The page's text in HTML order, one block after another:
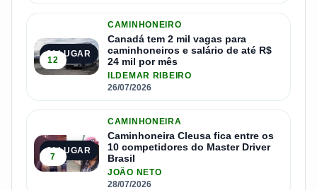
2º LUGAR
12
CAMINHONEIRO
Canadá tem 2 mil vagas para
caminhoneiros e salário de até R$
24 mil por mês
ILDEMAR RIBEIRO
26/07/2026
3º LUGAR
7
CAMINHONEIRA
Caminhoneira Cleusa fica entre os
10 competidores do Master Driver
Brasil
JOÃO NETO
28/07/2026